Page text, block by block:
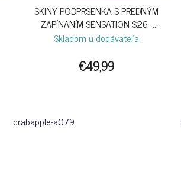
SKINY PODPRSENKA S PREDNÝM
ZAPÍNANÍM SENSATION S26 -
CRABAPPLE
Skladom u dodávateľa
€49,99
crabapple-a079